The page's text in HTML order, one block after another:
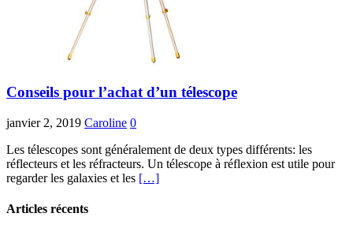
Conseils pour l’achat d’un télescope
janvier 2, 2019 Caroline 0
Les télescopes sont généralement de deux types différents: les
réflecteurs et les réfracteurs. Un télescope à réflexion est utile pour
regarder les galaxies et les […]
Articles récents